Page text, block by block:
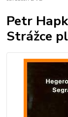
Petr
Strážce